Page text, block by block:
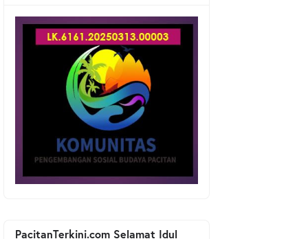
PacitanTerkini.com Selamat Idul